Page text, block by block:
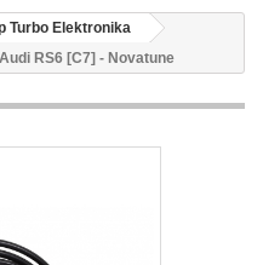
Turbo Elektronika
RS6 [C7] - Novatune